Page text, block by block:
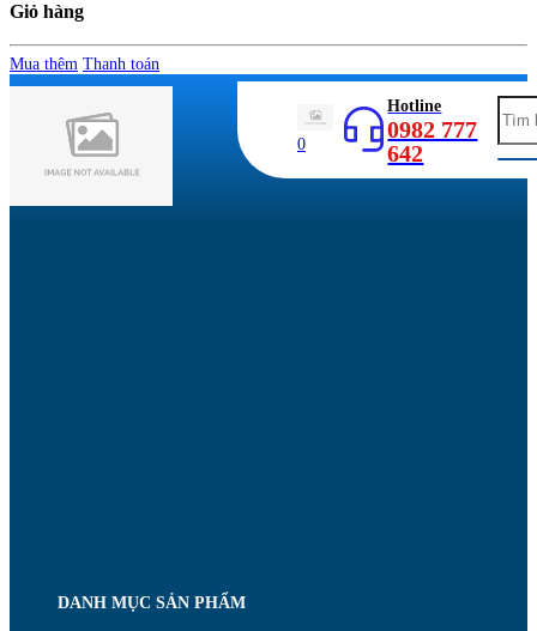
Giỏ hàng
Mua thêm Thanh toán
0
Hotline
0982 777
642
DANH MỤC SẢN PHẨM